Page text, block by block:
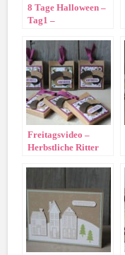
8 Tage Halloween –
Tag1 –
Freitagsvideo –
Herbstliche Ritter